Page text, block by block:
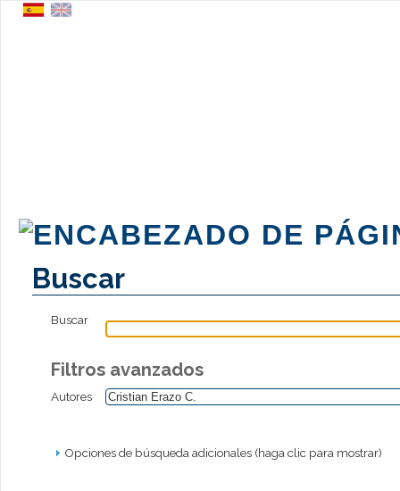
Buscar
Buscar
Filtros avanzados
Autores
Opciones de búsqueda adicionales (haga clic para mostrar)